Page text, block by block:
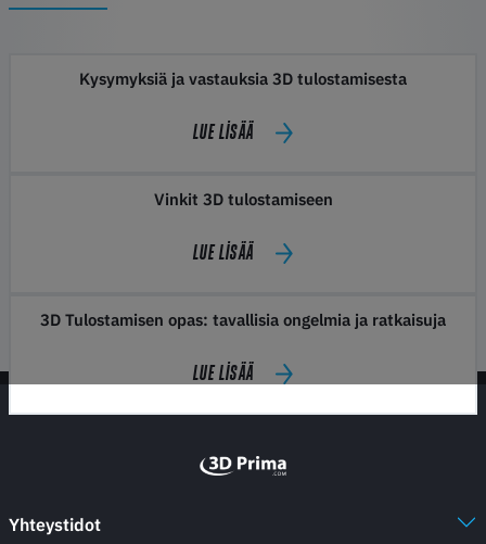
Kysymyksiä ja vastauksia 3D tulostamisesta
LUE LISÄÄ
Vinkit 3D tulostamiseen
LUE LISÄÄ
3D Tulostamisen opas: tavallisia ongelmia ja ratkaisuja
LUE LISÄÄ
Yhteystidot